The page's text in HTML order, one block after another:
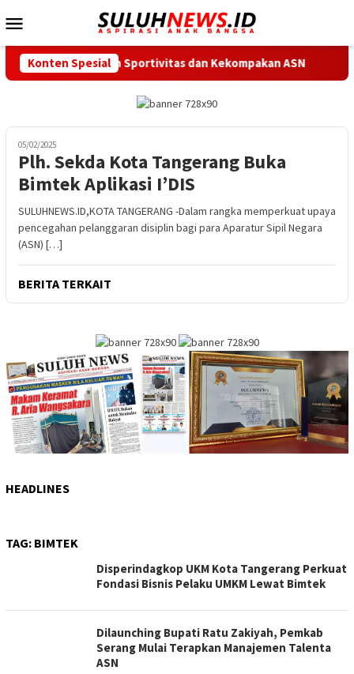
ke
Mobile
Konten Spesial
Sportivitas dan Kekompakan ASN Jalan M.
05/02/2025
Plh. Sekda Kota Tangerang Buka
Bimtek Aplikasi I’DIS
SULUHNEWS.ID,KOTA TANGERANG -Dalam rangka memperkuat upaya
pencegahan pelanggaran disiplin bagi para Aparatur Sipil Negara
(ASN) […]
BERITA TERKAIT
HEADLINES
TAG: BIMTEK
Disperindagkop UKM Kota Tangerang Perkuat
Fondasi Bisnis Pelaku UMKM Lewat Bimtek
Dilaunching Bupati Ratu Zakiyah, Pemkab
Serang Mulai Terapkan Manajemen Talenta
ASN